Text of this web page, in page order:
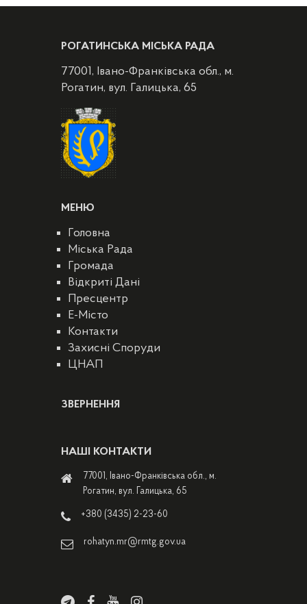
РОГАТИНСЬКА МІСЬКА РАДА
77001, Івано-Франківська обл., м.
Рогатин, вул. Галицька, 65
МЕНЮ
Головна
Міська Рада
Громада
Відкриті Дані
Пресцентр
E-Місто
Контакти
Захисні Споруди
ЦНАП
ЗВЕРНЕННЯ
НАШІ КОНТАКТИ
77001, Івано-Франківська обл., м.
Рогатин, вул. Галицька, 65
+380 (3435) 2-23-60
rohatyn.mr@rmtg.gov.ua